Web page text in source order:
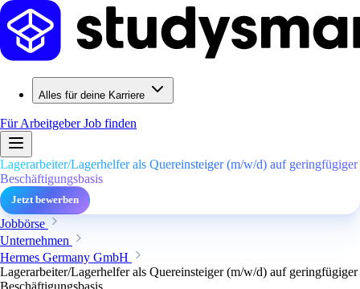
Alles für deine Karriere
Für ArbeitgeberJob finden
Lagerarbeiter/Lagerhelfer als Quereinsteiger (m/w/d) auf geringfügiger
Beschäftigungsbasis
Jetzt bewerben
Jobbörse
Unternehmen
Hermes Germany GmbH
Lagerarbeiter/Lagerhelfer als Quereinsteiger (m/w/d) auf geringfügiger
Beschäftigungsbasis